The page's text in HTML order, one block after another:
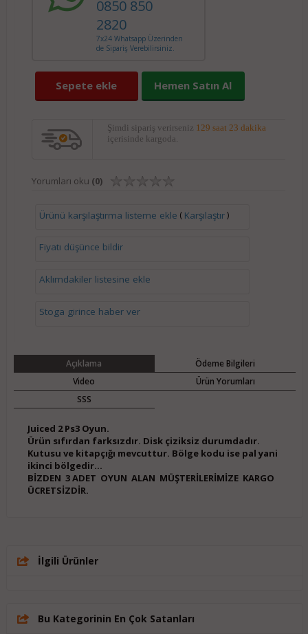
0850 850
2820
7x24 Whatsapp Üzerinden
de Sipariş Verebilirsiniz.
Sepete ekle Hemen Satın Al
Şimdi sipariş verirseniz 129 saat 23 dakika
içerisinde kargoda.
Yorumları oku (0)
Ürünü karşılaştırma listeme ekle ( Karşılaştır)
Fiyatı düşünce bildir
Aklımdakiler listesine ekle
Stoga girince haber ver
Açıklama
Ödeme Bilgileri
Video
Ürün Yorumları
SSS
Juiced 2 Ps3 Oyun.
Ürün sıfırdan farksızdır. Disk çiziksiz durumdadır.
Kutusu ve kitapçığı mevcuttur. Bölge kodu ise pal yani
ikinci bölgedir...
BİZDEN 3 ADET OYUN ALAN MÜŞTERİLERİMİZE KARGO
ÜCRETSİZDİR.
İlgili Ürünler
Bu Kategorinin En Çok Satanları